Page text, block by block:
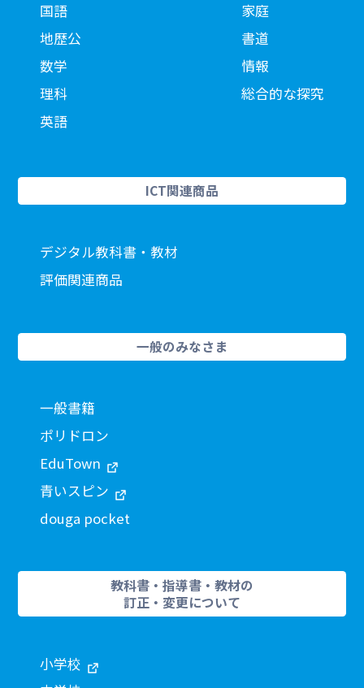
国語
地歴公
数学
理科
英語
家庭
書道
情報
総合的な探究
ICT関連商品
デジタル教科書・教材
評価関連商品
一般のみなさま
一般書籍
ポリドロン
EduTown
青いスピン
douga pocket
教科書・指導書・教材の
訂正・変更について
小学校